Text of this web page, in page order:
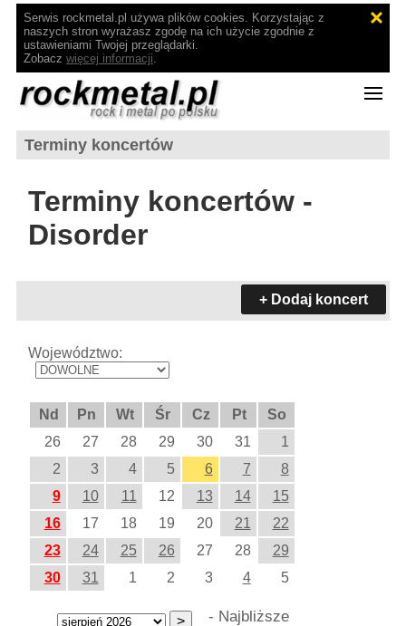
Serwis rockmetal.pl używa plików cookies. Korzystając z
naszych stron wyrażasz zgodę na ich użycie zgodnie z
ustawieniami Twojej przeglądarki.
Zobacz więcej informacji.
Terminy koncertów
Terminy koncertów -
Disorder
+ Dodaj koncert
Województwo:
Nd Pn Wt Śr Cz Pt
So
26
27 28 29 30 31
1
2
3 4 5 6 7
8
9
10 11 12 13 14
15
16
17 18 19 20 21
22
23
24 25 26 27 28
29
30
31 1 2 3 4 5
- Najbliższe